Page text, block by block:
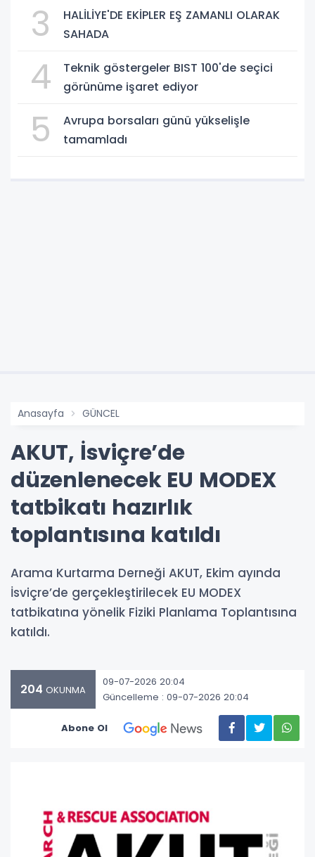
3
HALİLİYE'DE EKİPLER EŞ ZAMANLI OLARAK
SAHADA
4
Teknik göstergeler BIST 100'de seçici
görünüme işaret ediyor
5
Avrupa borsaları günü yükselişle
tamamladı
Anasayfa GÜNCEL
AKUT, İsviçre’de
düzenlenecek EU MODEX
tatbikatı hazırlık
toplantısına katıldı
Arama Kurtarma Derneği AKUT, Ekim ayında
İsviçre’de gerçekleştirilecek EU MODEX
tatbikatına yönelik Fiziki Planlama Toplantısına
katıldı.
204 OKUNMA
09-07-2026 20:04
Güncelleme : 09-07-2026 20:04
Abone Ol